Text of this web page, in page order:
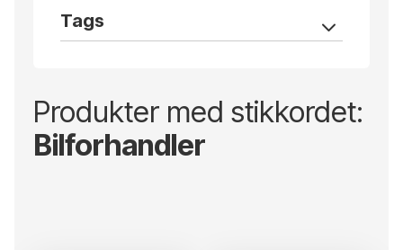
Tags
Produkter med stikkordet:
Bilforhandler